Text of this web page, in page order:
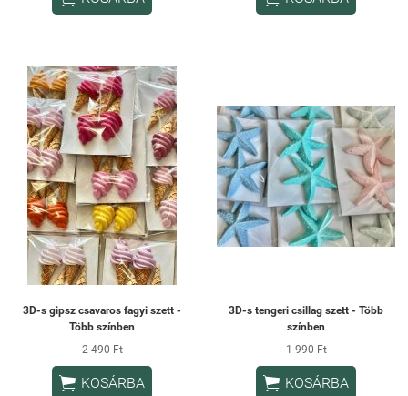
3D-s gipsz csavaros fagyi szett -
Több színben
2 490 Ft
 KOSÁRBA
3D-s tengeri csillag szett - Több
színben
1 990 Ft
 KOSÁRBA